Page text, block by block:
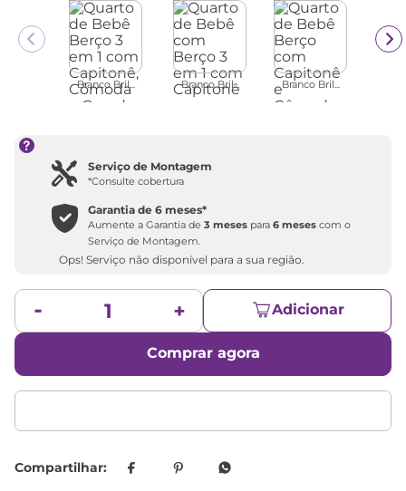
Branco Bril... Branco Bril... Branco Bril...
Serviço de Montagem
*Consulte cobertura
Garantia de6 meses*
Aumente a Garantia de3 meses para6 meses com o
Serviço de Montagem.
Ops! Serviço não disponível para a sua região.
Adicionar
Comprar agora